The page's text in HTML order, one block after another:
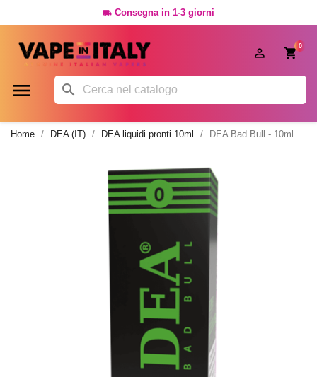
 Consegna in 1-3 giorni
0

 
Home DEA (IT) DEA liquidi pronti 10ml DEA Bad Bull - 10ml